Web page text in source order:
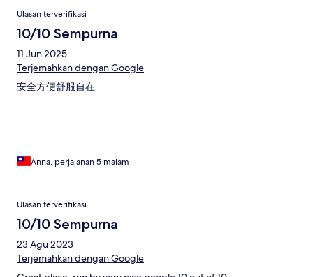
Ulasan terverifikasi
10/10 Sempurna
11 Jun 2025
Terjemahkan dengan Google
安全方便舒服自在
Anna, perjalanan 5 malam
Ulasan terverifikasi
10/10 Sempurna
23 Agu 2023
Terjemahkan dengan Google